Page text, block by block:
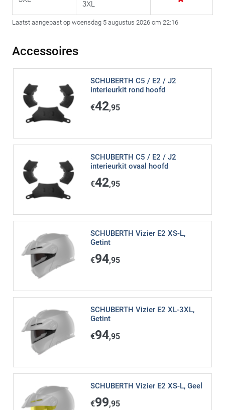
3XL
Laatst aangepast op woensdag 5 augustus 2026 om 22:16
Accessoires
SCHUBERTH C5 / E2 / J2
interieurkit rond hoofd
€42,95
SCHUBERTH C5 / E2 / J2
interieurkit ovaal hoofd
€42,95
SCHUBERTH Vizier E2 XS-L,
Getint
€94,95
SCHUBERTH Vizier E2 XL-3XL,
Getint
€94,95
SCHUBERTH Vizier E2 XS-L, Geel
€99,95